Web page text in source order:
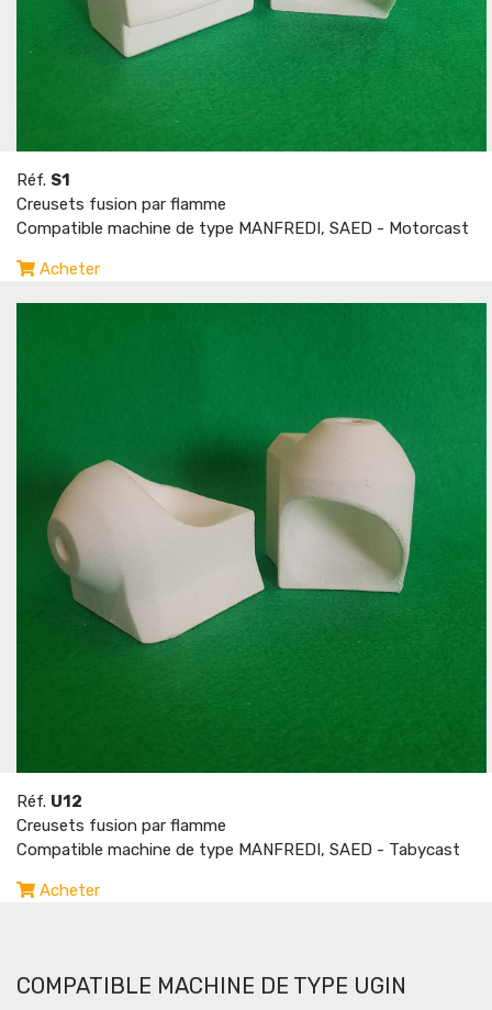
Réf. S1
Creusets fusion par flamme
Compatible machine de type MANFREDI, SAED - Motorcast
Acheter
Réf. U12
Creusets fusion par flamme
Compatible machine de type MANFREDI, SAED - Tabycast
Acheter
COMPATIBLE MACHINE DE TYPE UGIN